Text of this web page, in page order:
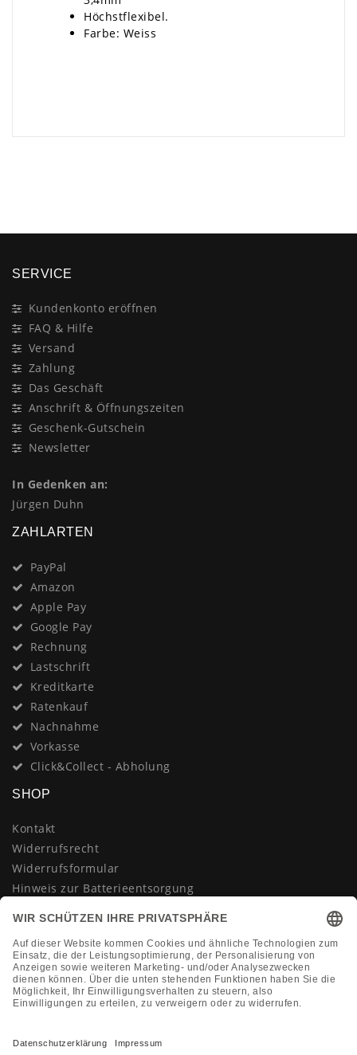
Höchstflexibel.
Farbe: Weiss
SERVICE
Kundenkonto eröffnen
FAQ & Hilfe
Versand
Zahlung
Das Geschäft
Anschrift & Öffnungszeiten
Geschenk-Gutschein
Newsletter
In Gedenken an:
Jürgen Duhn
ZAHLARTEN
PayPal
Amazon
Apple Pay
Google Pay
Rechnung
Lastschrift
Kreditkarte
Ratenkauf
Nachnahme
Vorkasse
Click&Collect - Abholung
SHOP
Kontakt
Widerrufsrecht
Widerrufsformular
Hinweis zur Batterieentsorgung
Datenschutzerklärung
Impressum
Vertrag widerrufen
KONTAKT
Montag-Freitag 10:00-18:00 Uhr